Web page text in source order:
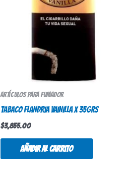
Artículos para fumador
TABACO FLANDRIA VAINILLA X 35Grs
$3,855.00
Añadir al carrito